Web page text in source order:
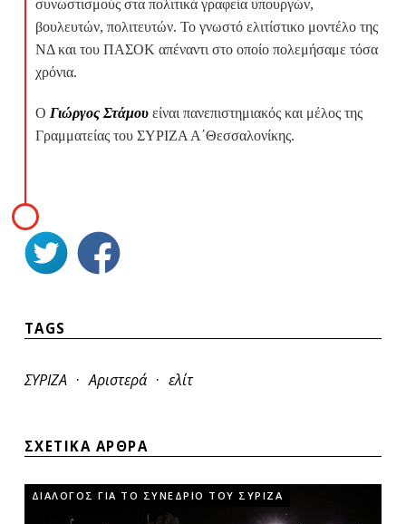
συνωστισμούς στα πολιτικά γραφεία υπουργών,
βουλευτών, πολιτευτών. Το γνωστό ελιτίστικο μοντέλο της
ΝΔ και του ΠΑΣΟΚ απέναντι στο οποίο πολεμήσαμε τόσα
χρόνια.
Ο Γιώργος Στάμου είναι πανεπιστημιακός και μέλος της
Γραμματείας του ΣΥΡΙΖΑ Α΄Θεσσαλονίκης.
TAGS
ΣΥΡΙΖΑ · Αριστερά · ελίτ
ΣΧΕΤΙΚΑ ΑΡΘΡΑ
ΔΙΑΛΟΓΟΣ ΓΙΑ ΤΟ ΣΥΝΕΔΡΙΟ ΤΟΥ ΣΥΡΙΖΑ